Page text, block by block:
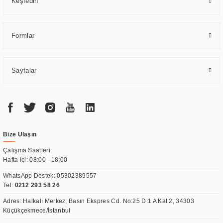
Formlar
Sayfalar
Bize Ulaşın
Çalışma Saatleri:
Hafta içi: 08:00 - 18:00
WhatsApp Destek:05302389557
Tel: 0212 293 58 26
Adres: Halkalı Merkez, Basın Ekspres Cd. No:25 D:1 A Kat 2, 34303
Küçükçekmece/İstanbul